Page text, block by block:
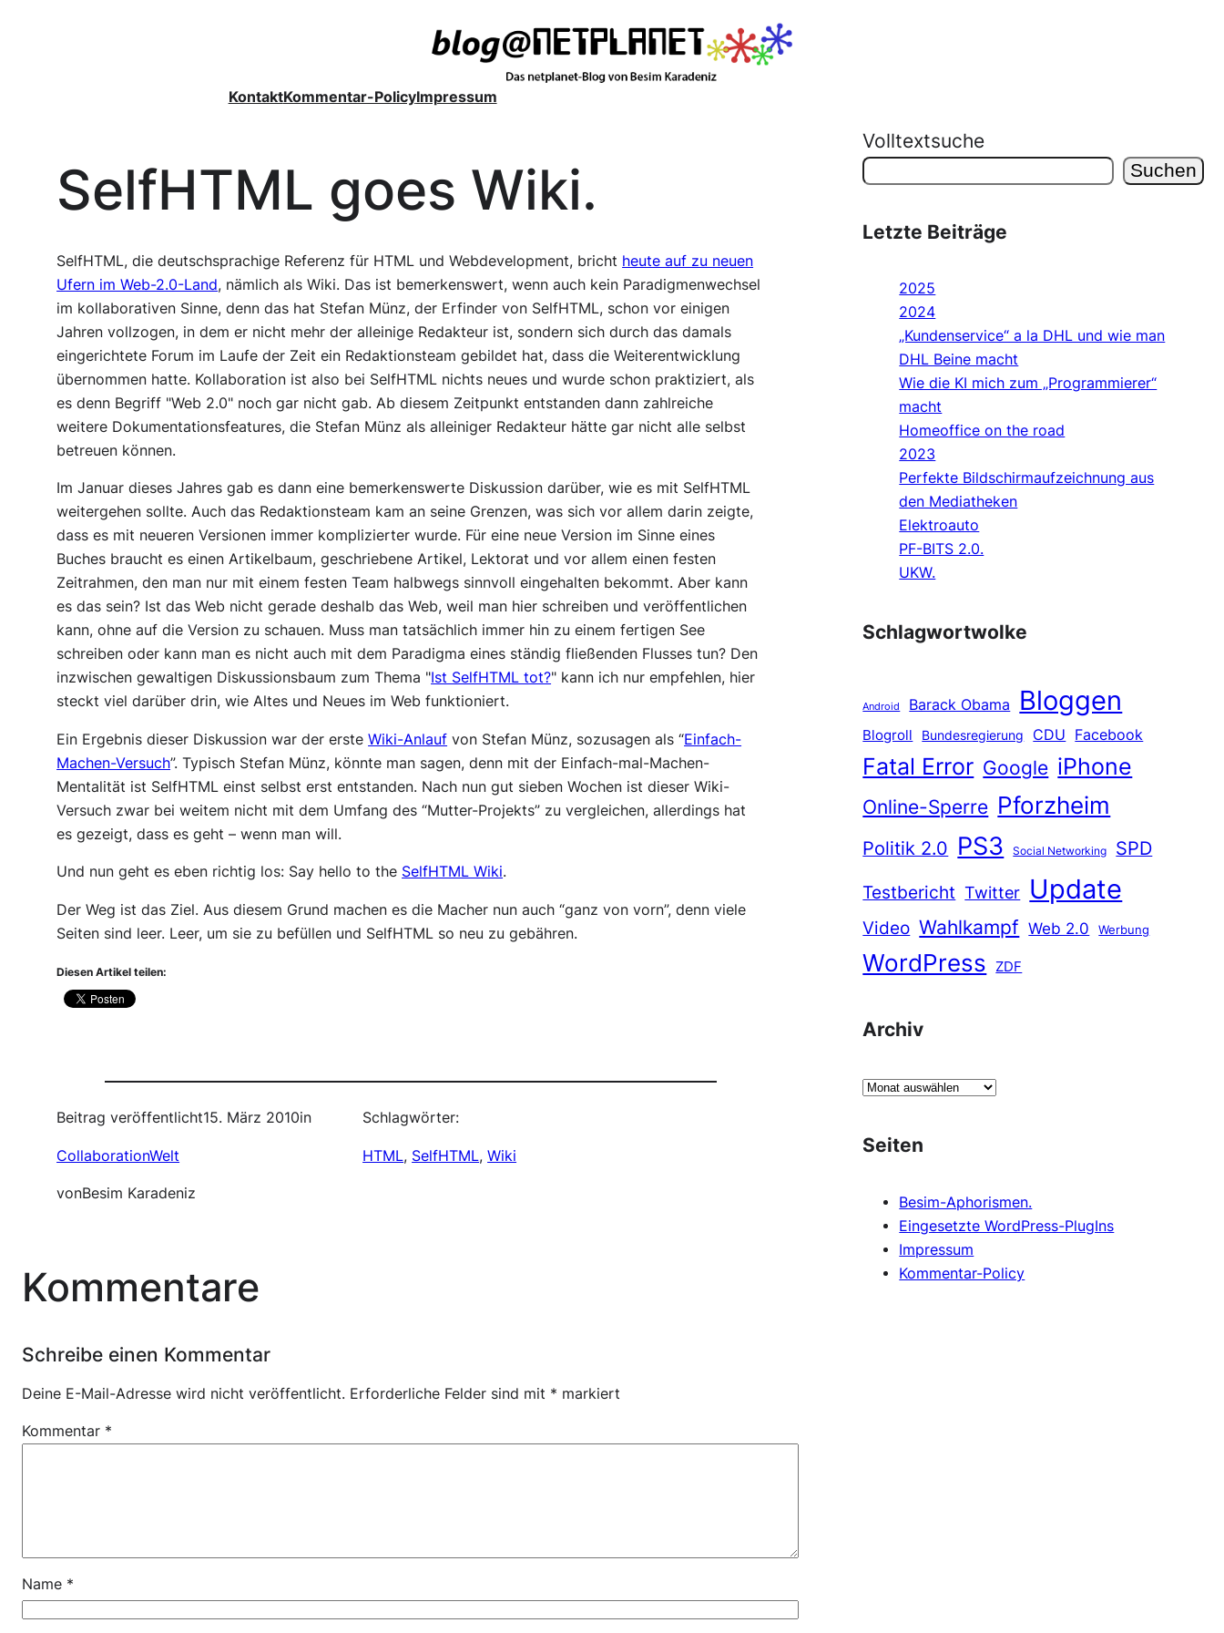
KontaktKommentar-PolicyImpressum
SelfHTML goes Wiki.
SelfHTML, die deutschsprachige Referenz für HTML und Webdevelopment, bricht heute auf zu neuen
Ufern im Web-2.0-Land, nämlich als Wiki. Das ist bemerkenswert, wenn auch kein Paradigmenwechsel
im kollaborativen Sinne, denn das hat Stefan Münz, der Erfinder von SelfHTML, schon vor einigen
Jahren vollzogen, in dem er nicht mehr der alleinige Redakteur ist, sondern sich durch das damals
eingerichtete Forum im Laufe der Zeit ein Redaktionsteam gebildet hat, dass die Weiterentwicklung
übernommen hatte. Kollaboration ist also bei SelfHTML nichts neues und wurde schon praktiziert, als
es denn Begriff "Web 2.0" noch gar nicht gab. Ab diesem Zeitpunkt entstanden dann zahlreiche
weitere Dokumentationsfeatures, die Stefan Münz als alleiniger Redakteur hätte gar nicht alle selbst
betreuen können.
Im Januar dieses Jahres gab es dann eine bemerkenswerte Diskussion darüber, wie es mit SelfHTML
weitergehen sollte. Auch das Redaktionsteam kam an seine Grenzen, was sich vor allem darin zeigte,
dass es mit neueren Versionen immer komplizierter wurde. Für eine neue Version im Sinne eines
Buches braucht es einen Artikelbaum, geschriebene Artikel, Lektorat und vor allem einen festen
Zeitrahmen, den man nur mit einem festen Team halbwegs sinnvoll eingehalten bekommt. Aber kann
es das sein? Ist das Web nicht gerade deshalb das Web, weil man hier schreiben und veröffentlichen
kann, ohne auf die Version zu schauen. Muss man tatsächlich immer hin zu einem fertigen See
schreiben oder kann man es nicht auch mit dem Paradigma eines ständig fließenden Flusses tun? Den
inzwischen gewaltigen Diskussionsbaum zum Thema "Ist SelfHTML tot?" kann ich nur empfehlen, hier
steckt viel darüber drin, wie Altes und Neues im Web funktioniert.
Ein Ergebnis dieser Diskussion war der ersteWiki-Anlauf von Stefan Münz, sozusagen als “Einfach-
Machen-Versuch”. Typisch Stefan Münz, könnte man sagen, denn mit der Einfach-mal-Machen-
Mentalität ist SelfHTML einst selbst erst entstanden. Nach nun gut sieben Wochen ist dieser Wiki-
Versuch zwar bei weitem nicht mit dem Umfang des “Mutter-Projekts” zu vergleichen, allerdings hat
es gezeigt, dass es geht – wenn man will.
Und nun geht es eben richtig los: Say hello to the SelfHTML Wiki.
Der Weg ist das Ziel. Aus diesem Grund machen es die Macher nun auch “ganz von vorn”, denn viele
Seiten sind leer. Leer, um sie zu befüllen und SelfHTML so neu zu gebähren.
Diesen Artikel teilen:
Beitrag veröffentlicht15. März 2010in
CollaborationWelt
vonBesim Karadeniz
Schlagwörter:
HTML, SelfHTML, Wiki
Kommentare
Schreibe einen Kommentar
Deine E-Mail-Adresse wird nicht veröffentlicht. Erforderliche Felder sind mit * markiert
Kommentar *
Name *
Volltextsuche
Suchen
Letzte Beiträge
2025
2024
„Kundenservice“ a la DHL und wie man
DHL Beine macht
Wie die KI mich zum „Programmierer“
macht
Homeoffice on the road
2023
Perfekte Bildschirmaufzeichnung aus
den Mediatheken
Elektroauto
PF-BITS 2.0.
UKW.
Schlagwortwolke
Android Barack Obama Bloggen
Blogroll Bundesregierung CDU Facebook
Fatal Error Google iPhone
Online-Sperre Pforzheim
Politik 2.0 PS3 Social Networking
SPD
Testbericht Twitter Update
Video Wahlkampf Web 2.0 Werbung
WordPress ZDF
Archiv
A
h
Seiten
Besim-Aphorismen.
Eingesetzte WordPress-PlugIns
Impressum
Kommentar-Policy